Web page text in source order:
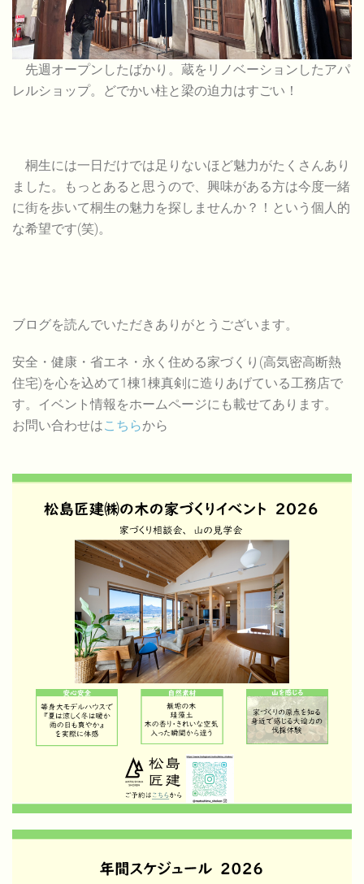
先週オープンしたばかり。蔵をリノベーションしたアパ
レルショップ。どでかい柱と梁の迫力はすごい！
桐生には一日だけでは足りないほど魅力がたくさんあり
ました。もっとあると思うので、興味がある方は今度一緒
に街を歩いて桐生の魅力を探しませんか？！という個人的
な希望です(笑)。
ブログを読んでいただきありがとうございます。
安全・健康・省エネ・永く住める家づくり(高気密高断熱
住宅)を心を込めて1棟1棟真剣に造りあげている工務店で
す。イベント情報をホームページにも載せてあります。
お問い合わせはこちらから